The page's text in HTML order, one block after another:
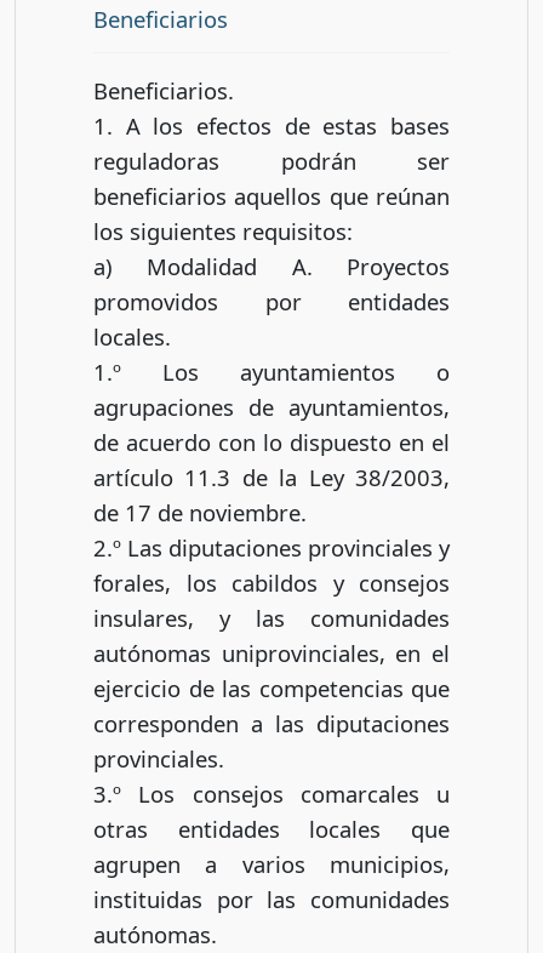
Beneficiarios
Beneficiarios.
1. A los efectos de estas bases
reguladoras podrán ser
beneficiarios aquellos que reúnan
los siguientes requisitos:
a) Modalidad A. Proyectos
promovidos por entidades
locales.
1.º Los ayuntamientos o
agrupaciones de ayuntamientos,
de acuerdo con lo dispuesto en el
artículo 11.3 de la Ley 38/2003,
de 17 de noviembre.
2.º Las diputaciones provinciales y
forales, los cabildos y consejos
insulares, y las comunidades
autónomas uniprovinciales, en el
ejercicio de las competencias que
corresponden a las diputaciones
provinciales.
3.º Los consejos comarcales u
otras entidades locales que
agrupen a varios municipios,
instituidas por las comunidades
autónomas.